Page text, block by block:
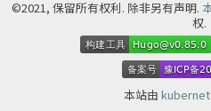
©2021, 保留所有权利. 除非另有声明.
权.
本站由